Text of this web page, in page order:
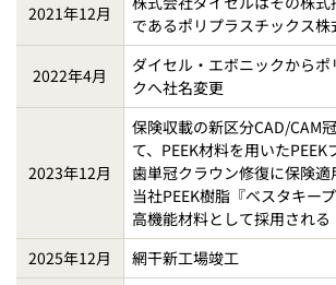
2021年12月
であるポリプラスチックス
2022年4月
ダイセル・エボニックからポ
クへ社名変更
2023年12月
保険収載の新区分CAD/CAM
て、PEEK材料を用いた
歯単冠クラウン修復に保険適
当社PEEK樹脂『ベスタキープ
高機能材料として採用される
2025年12月
網干新工場竣工